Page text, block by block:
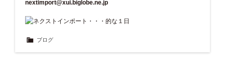
nextimport@xui.biglobe.ne.jp
ブログ